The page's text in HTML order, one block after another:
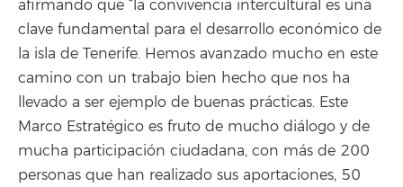
afirmando que “la convivencia intercultural es una
clave fundamental para el desarrollo económico de
la isla de Tenerife. Hemos avanzado mucho en este
camino con un trabajo bien hecho que nos ha
llevado a ser ejemplo de buenas prácticas. Este
Marco Estratégico es fruto de mucho diálogo y de
mucha participación ciudadana, con más de 200
personas que han realizado sus aportaciones, 50